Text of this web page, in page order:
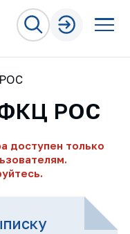
ФКЦ РОС
доступен только